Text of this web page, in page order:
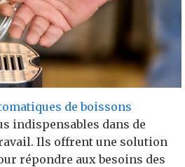
de boissons
indispensables dans de
Ils offrent une solution
répondre aux besoins des